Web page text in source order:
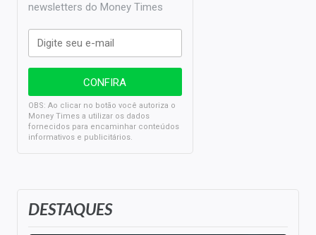
DESTAQUES
newsletters do Money Times
OBS: Ao clicar no botão você autoriza o
Money Times a utilizar os dados
fornecidos para encaminhar conteúdos
informativos e publicitários.